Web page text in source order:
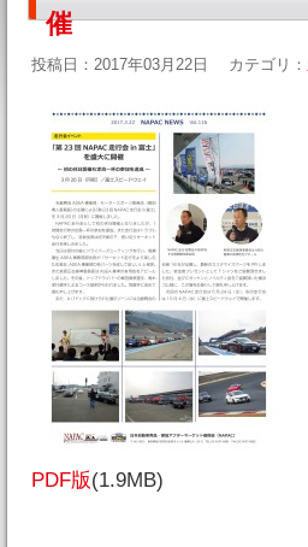
催
投稿日：2017年03月22日 カテゴリ：
PDF版(1.9MB)